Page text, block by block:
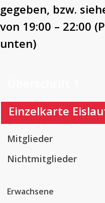
gegeben, bzw.
von 19:00 – 22:00
unten)
Einzelkarte
Mitglieder
Nichtmitglieder
Erwachsene